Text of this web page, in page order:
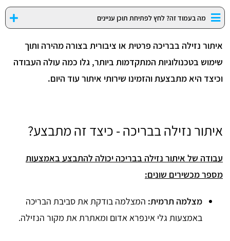
מה בעמוד זה? לחץ לפתיחת תוכן עניינים
איתור נזילה בבריכה פרטית או ציבורית בצורה מהירה ותוך
שימוש בטכנולוגיות המתקדמות ביותר, גלו כמה עולה העבודה
וכיצד היא מתבצעת והזמינו שירותי איתור עוד היום.
איתור נזילה בבריכה - כיצד זה מתבצע?
עבודה של איתור נזילה בבריכה יכולה להתבצע באמצעות
מספר מכשירים שונים:
מצלמה תרמית: המצלמה בודקת את סביבת הבריכה
באמצעות גלי אינפרא אדום ומאתרת את מקור הנזילה.